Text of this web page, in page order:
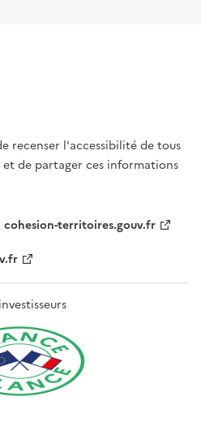
recenser l'accessibilité de tous
de partager ces informations
cohesion-territoires.gouv.fr